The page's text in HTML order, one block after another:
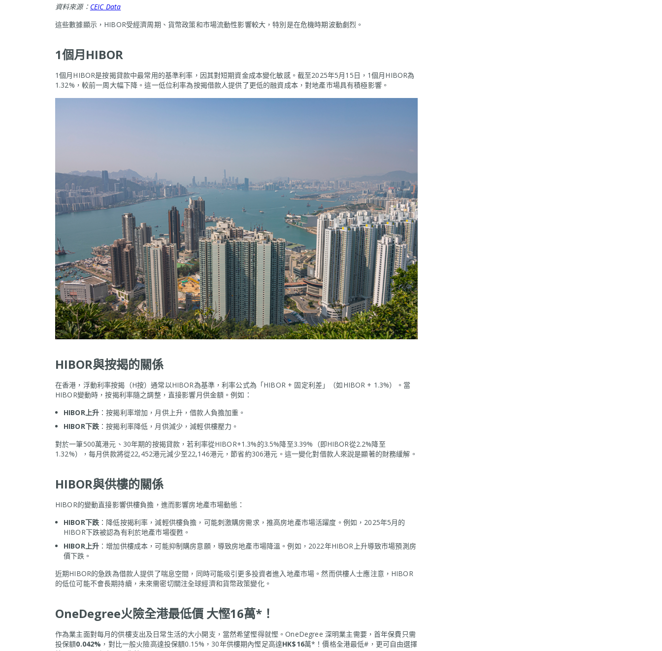
資料來源： CEIC Data
這些數據顯示，HIBOR受經濟周期、貨幣政策和市場流動性影響較大，特別是在危機時期波動劇烈。
1個月HIBOR
1個月HIBOR是按揭貸款中最常用的基準利率，因其對短期資金成本變化敏感。截至2025年5月15日，1個月HIBOR為
1.32%，較前一周大幅下降。這一低位利率為按揭借款人提供了更低的融資成本，對地產市場具有積極影響。
HIBOR與按揭的關係
在香港，浮動利率按揭（H按）通常以HIBOR為基準，利率公式為「HIBOR + 固定利差」（如HIBOR + 1.3%）。當
HIBOR變動時，按揭利率隨之調整，直接影響月供金額。例如：
HIBOR上升 ：按揭利率增加，月供上升，借款人負擔加重。
HIBOR下跌 ：按揭利率降低，月供減少，減輕供樓壓力。
對於一筆500萬港元、30年期的按揭貸款，若利率從HIBOR+1.3%的3.5%降至3.39%（即HIBOR從2.2%降至
1.32%），每月供款將從22,452港元減少至22,146港元，節省約306港元。這一變化對借款人來說是顯著的財務緩解。
HIBOR與供樓的關係
HIBOR的變動直接影響供樓負擔，進而影響房地產市場動態：
HIBOR下跌 ：降低按揭利率，減輕供樓負擔，可能刺激購房需求，推高房地產市場活躍度。例如，2025年5月的
HIBOR下跌被認為有利於地產市場復甦。
HIBOR上升 ：增加供樓成本，可能抑制購房意願，導致房地產市場降溫。例如，2022年HIBOR上升導致市場預測房
價下跌。
近期HIBOR的急跌為借款人提供了喘息空間，同時可能吸引更多投資者進入地產市場。然而供樓人士應注意，HIBOR
的低位可能不會長期持續，未來需密切關注全球經濟和貨幣政策變化。
OneDegree火險全港最低價 大慳16萬*！
作為業主面對每月的供樓支出及日常生活的大小開支，當然希望慳得就慳。OneDegree 深明業主需要，首年保費只需
投保額0.042% ，對比一般火險高達投保額0.15%，30年供樓期內慳足高達HK$16萬*！價格全港最低#，更可自由選擇